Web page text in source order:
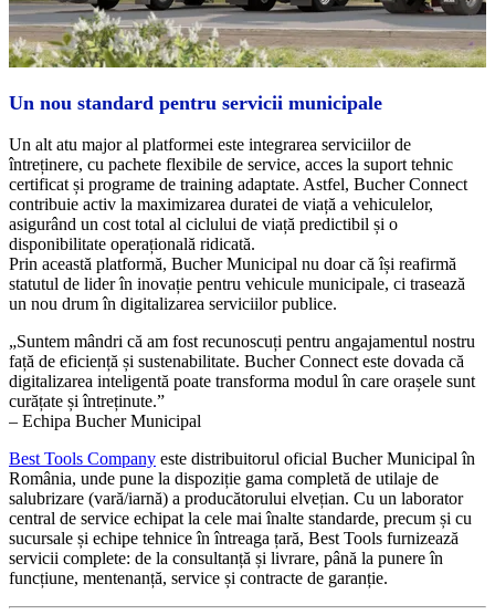
Un nou standard pentru servicii municipale
Un alt atu major al platformei este integrarea serviciilor de
întreținere, cu pachete flexibile de service, acces la suport tehnic
certificat și programe de training adaptate. Astfel, Bucher Connect
contribuie activ la maximizarea duratei de viață a vehiculelor,
asigurând un cost total al ciclului de viață predictibil și o
disponibilitate operațională ridicată.
Prin această platformă, Bucher Municipal nu doar că își reafirmă
statutul de lider în inovație pentru vehicule municipale, ci trasează
un nou drum în digitalizarea serviciilor publice.
„Suntem mândri că am fost recunoscuți pentru angajamentul nostru
față de eficiență și sustenabilitate. Bucher Connect este dovada că
digitalizarea inteligentă poate transforma modul în care orașele sunt
curățate și întreținute.”
– Echipa Bucher Municipal
Best Tools Company este distribuitorul oficial Bucher Municipal în
România, unde pune la dispoziție gama completă de utilaje de
salubrizare (vară/iarnă) a producătorului elvețian. Cu un laborator
central de service echipat la cele mai înalte standarde, precum și cu
sucursale și echipe tehnice în întreaga țară, Best Tools furnizează
servicii complete: de la consultanță și livrare, până la punere în
funcțiune, mentenanță, service și contracte de garanție.